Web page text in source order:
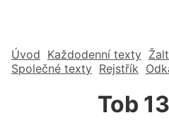
Úvod Každodenní texty
Společné texty Rejstřík
Tob